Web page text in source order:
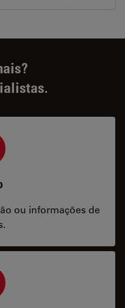
ou informações de